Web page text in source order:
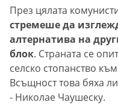
През цялата
стремеше да
алтернатива на
блок. Страната се
селско стопанство
Всъщност това бяха
- Николае Чаушеску.